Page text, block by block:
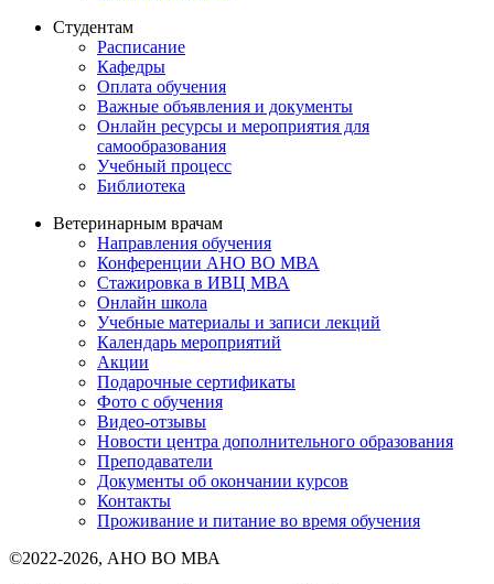
Студентам
Расписание
Кафедры
Оплата обучения
Важные объявления и документы
Онлайн ресурсы и мероприятия для
самообразования
Учебный процесс
Библиотека
Ветеринарным врачам
Направления обучения
Конференции АНО ВО МВА
Стажировка в ИВЦ МВА
Онлайн школа
Учебные материалы и записи лекций
Календарь мероприятий
Акции
Подарочные сертификаты
Фото с обучения
Видео-отзывы
Новости центра дополнительного образования
Преподаватели
Документы об окончании курсов
Контакты
Проживание и питание во время обучения
©2022-2026, АНО ВО МВА